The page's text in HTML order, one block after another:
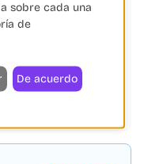
WooCommerce
Avanzada
Salesforce
sobre cada una
de
De acuerdo